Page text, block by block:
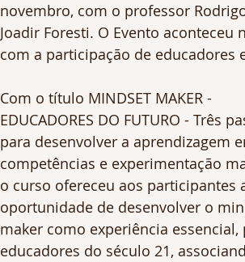
novembro, com o professor
Joadir Foresti. O Evento aconteceu
com a participação de educadores
Com o título MINDSET MAKER -
EDUCADORES DO FUTURO - Três
para desenvolver a aprendizagem
competências e experimentação
o curso ofereceu aos participantes
oportunidade de desenvolver o
maker como experiência essencial,
educadores do século 21,